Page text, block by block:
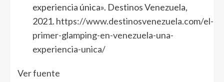
experiencia única». Destinos Venezuela,
2021. https://www.destinosvenezuela.com/el-
primer-glamping-en-venezuela-una-
experiencia-unica/
Ver fuente